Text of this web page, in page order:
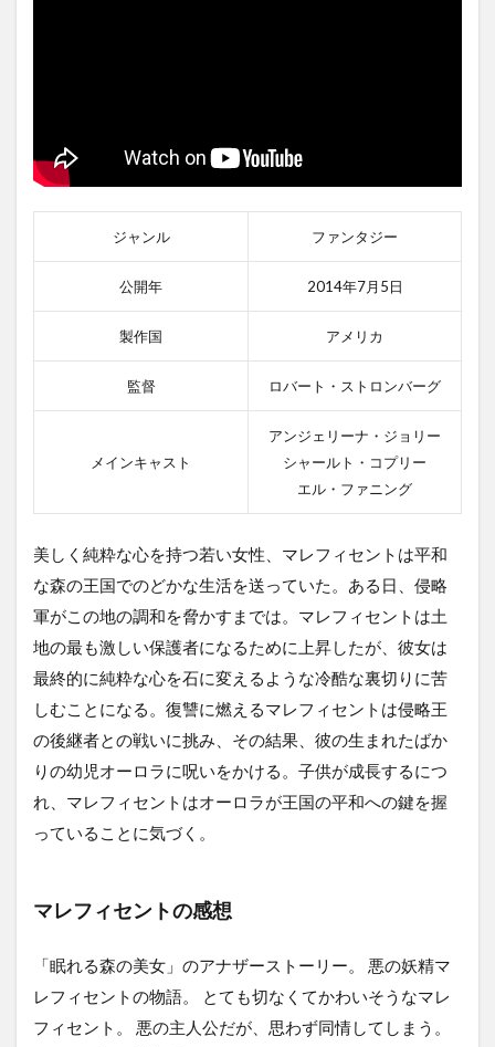
ジャンル ファンタジー
公開年 2014年7月5日
製作国 アメリカ
監督 ロバート・ストロンバーグ
メインキャスト
アンジェリーナ・ジョリー
シャールト・コプリー
エル・ファニング
美しく純粋な心を持つ若い女性、マレフィセントは平和
な森の王国でのどかな生活を送っていた。ある日、侵略
軍がこの地の調和を脅かすまでは。マレフィセントは土
地の最も激しい保護者になるために上昇したが、彼女は
最終的に純粋な心を石に変えるような冷酷な裏切りに苦
しむことになる。復讐に燃えるマレフィセントは侵略王
の後継者との戦いに挑み、その結果、彼の生まれたばか
りの幼児オーロラに呪いをかける。子供が成長するにつ
れ、マレフィセントはオーロラが王国の平和への鍵を握
っていることに気づく。
マレフィセントの感想
「眠れる森の美女」のアナザーストーリー。 悪の妖精マ
レフィセントの物語。 とても切なくてかわいそうなマレ
フィセント。 悪の主人公だが、思わず同情してしまう。